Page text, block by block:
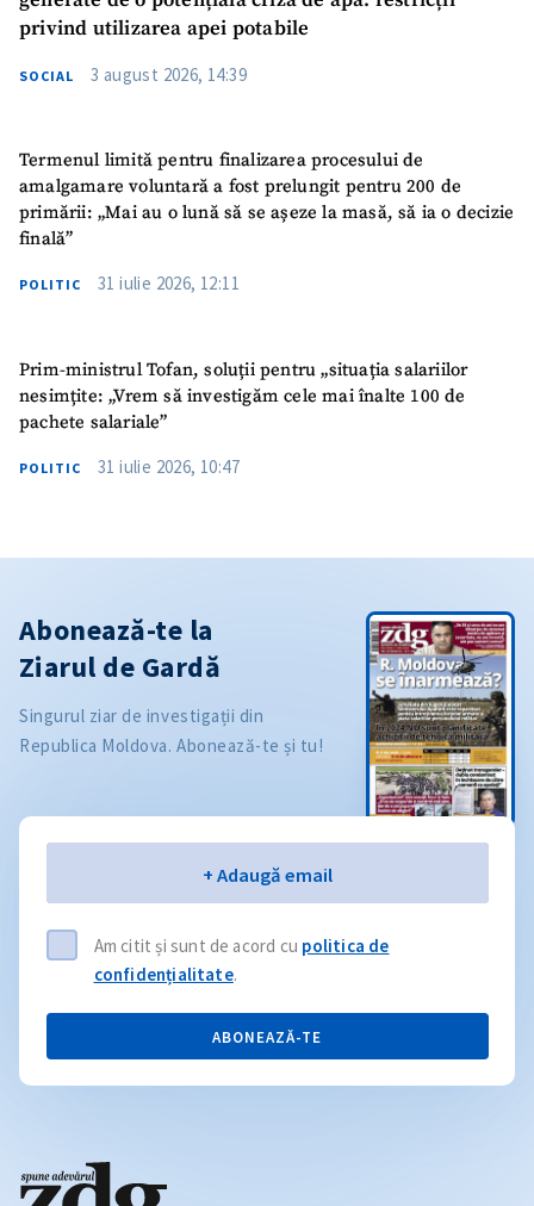
privind utilizarea apei potabile
SOCIAL 3 august 2026, 14:39
Termenul limită pentru finalizarea procesului de
amalgamare voluntară a fost prelungit pentru 200 de
primării: „Mai au o lună să se așeze la masă, să ia o decizie
finală”
POLITIC 31 iulie 2026, 12:11
Prim-ministrul Tofan, soluții pentru „situația salariilor
nesimțite: „Vrem să investigăm cele mai înalte 100 de
pachete salariale”
POLITIC 31 iulie 2026, 10:47
Abonează-te la
Ziarul de Gardă
Singurul ziar de investigații din
Republica Moldova. Abonează-te și tu!
+ Adaugă email
Am citit și sunt de acord cu politica de
confidențialitate.
ABONEAZĂ-TE